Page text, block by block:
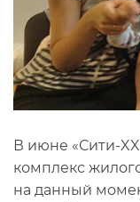
В июне «Сити-
комплекс
на данный